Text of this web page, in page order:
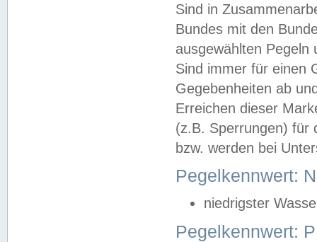
Sind in
Bundes mit den
ausgewählten
Sind immer für einen
Gegebenheiten ab
Erreichen dieser
(z.B. Sperrungen) für
bzw. werden bei
Pegelkennwert:
niedrigster
Pegelkennwert: